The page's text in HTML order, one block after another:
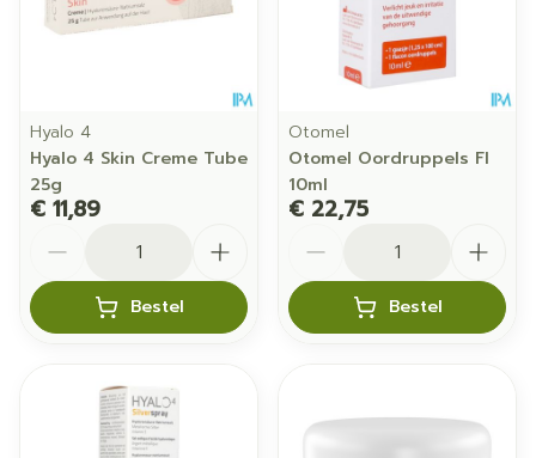
Hyalo 4
Hyalo 4 Skin Creme Tube
25g
€ 11,89
Bestel
Otomel
Otomel Oordruppels Fl
10ml
€ 22,75
Bestel